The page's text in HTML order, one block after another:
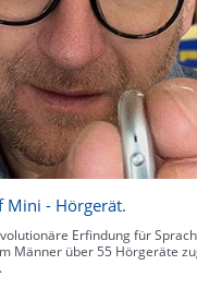
Mini - Hörgerät.
Erfindung für
Männer über 55 Hörgeräte